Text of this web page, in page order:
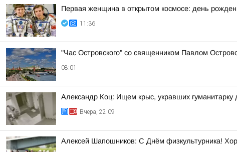
Первая женщина в открытом космосе: день
11:36
"Час Островского" со священником Павлом
08:01
Александр Коц: Ищем крыс, укравших
Вчера, 22:09
Алексей Шапошников: С Днём физкультурника!